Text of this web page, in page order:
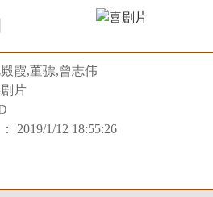
霞,董骠,曾志伟
片
2019/1/12 18:55:26